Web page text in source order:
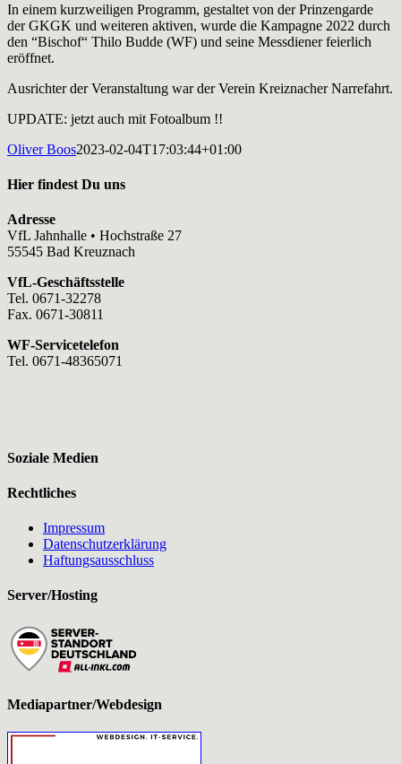
In einem kurzweiligen Programm, gestaltet von der Prinzengarde
der GKGK und weiteren aktiven, wurde die Kampagne 2022 durch
den “Bischof“ Thilo Budde (WF) und seine Messdiener feierlich
eröffnet.
Ausrichter der Veranstaltung war der Verein Kreiznacher Narrefahrt.
UPDATE: jetzt auch mit Fotoalbum !!
Oliver Boos2023-02-04T17:03:44+01:00
Hier findest Du uns
Adresse
VfL Jahnhalle • Hochstraße 27
55545 Bad Kreuznach
VfL-Geschäftsstelle
Tel. 0671-32278
Fax. 0671-30811
WF-Servicetelefon
Tel. 0671-48365071
Soziale Medien
Rechtliches
Impressum
Datenschutzerklärung
Haftungsausschluss
Server/Hosting
Mediapartner/Webdesign